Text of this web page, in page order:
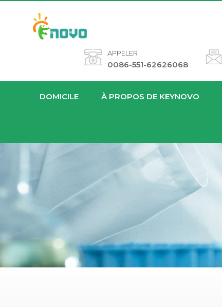
APPELER
0086-551-62626068
DOMICILE À PROPOS DE KEYNOVO